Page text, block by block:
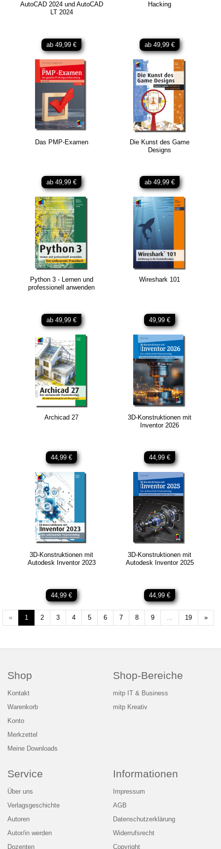
AutoCAD 2024 und AutoCAD
LT 2024
ab 49,99 €
Hacking
ab 49,99 €
Das PMP-Examen
ab 49,99 €
Die Kunst des Game
Designs
ab 49,99 €
Python 3 - Lernen und
professionell anwenden
ab 49,99 €
Wireshark 101
49,99 €
Archicad 27
44,99 €
3D-Konstruktionen mit
Inventor 2026
44,99 €
3D-Konstruktionen mit
Autodesk Inventor 2023
44,99 €
3D-Konstruktionen mit
Autodesk Inventor 2025
44,99 €
« 1 2 3 4 5 6 7 8 9 ... 19 »
Shop
Kontakt
Warenkorb
Konto
Merkzettel
Meine Downloads
Shop-Bereiche
mitp IT & Business
mitp Kreativ
Service
Über uns
Verlagsgeschichte
Autoren
Autor/in werden
Dozenten
Informationen
Impressum
AGB
Datenschutzerklärung
Widerrufsrecht
Copyright